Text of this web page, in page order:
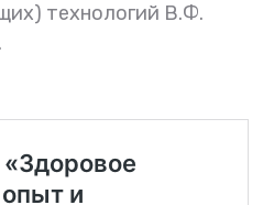
технологий В.Ф.